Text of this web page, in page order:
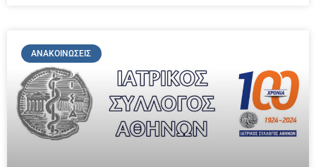
ΑΝΑΚΟΙΝΏΣΕΙΣ